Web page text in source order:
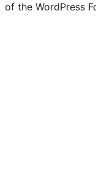
of the WordPress